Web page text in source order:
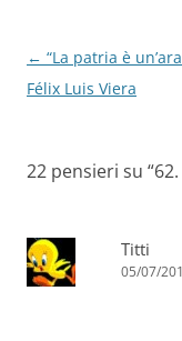
Navigazione
articolo
← “La patria è
Félix Luis Viera
22 pensieri su “
Titti
05/07/